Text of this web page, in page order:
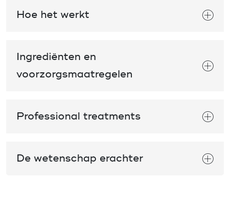
Hoe het werkt
Ingrediënten en
voorzorgsmaatregelen
Professional treatments
De wetenschap erachter